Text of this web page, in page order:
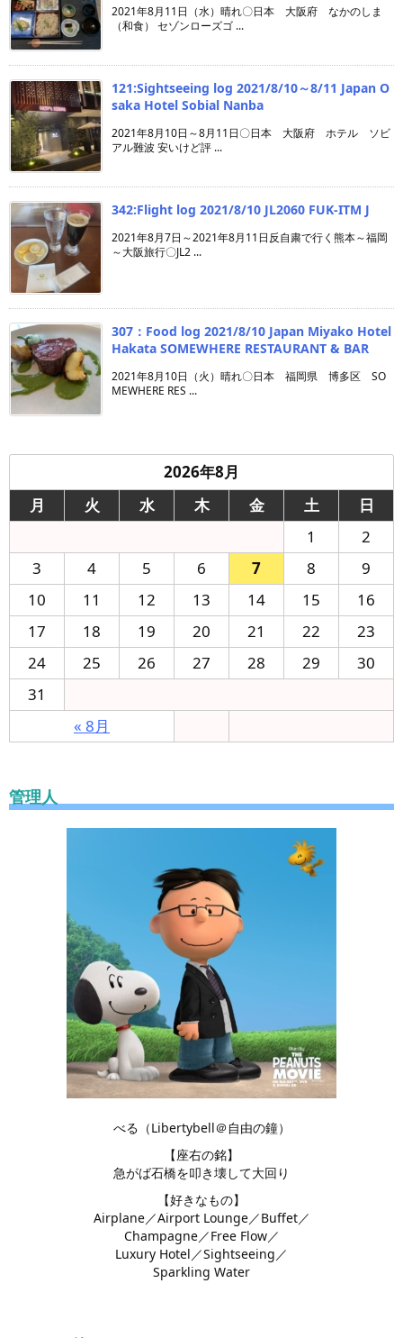
2021年8月11日（水）晴れ〇日本 大阪府 なかのしま
（和食） セゾンローズゴ ...
121:Sightseeing log 2021/8/10～8/11 Japan O
saka Hotel Sobial Nanba
2021年8月10日～8月11日〇日本 大阪府 ホテル ソビ
アル難波 安いけど評 ...
342:Flight log 2021/8/10 JL2060 FUK-ITM J
2021年8月7日～2021年8月11日反自粛で行く熊本～福岡
～大阪旅行〇JL2 ...
307：Food log 2021/8/10 Japan Miyako Hotel
Hakata SOMEWHERE RESTAURANT & BAR
2021年8月10日（火）晴れ〇日本 福岡県 博多区 SO
MEWHERE RES ...
2026年8月
月
火 水 木 金 土 日
« 8月
1
2
3
4 5 6 7 8
9
10
11 12 13 14 15
16
17
18 19 20 21 22
23
24
25 26 27 28 29
30
31
管理人
べる（Libertybell＠自由の鐘）
【座右の銘】
急がば石橋を叩き壊して大回り
【好きなもの】
Airplane／Airport Lounge／Buffet／
Champagne／Free Flow／
Luxury Hotel／Sightseeing／
Sparkling Water